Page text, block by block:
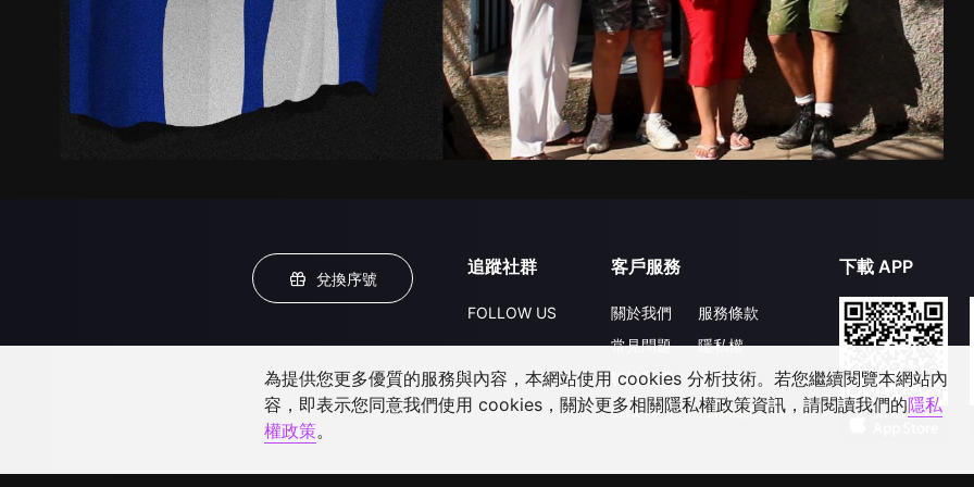
兌換序號
追蹤社群
FOLLOW US
客戶服務
關於我們
常見問題
聯絡我們
升級VIP
服務條款
隱私權
公開徵件
合作洽談
下載 APP
為提供您更多優質的服務與內容，本網站使用 cookies 分析技術。若您繼續閱覽本網站內
容，即表示您同意我們使用 cookies，關於更多相關隱私權政策資訊，請閱讀我們的隱私
權政策。